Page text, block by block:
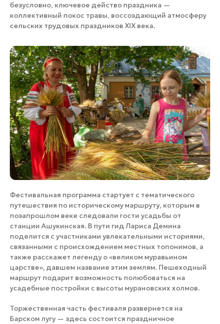
безусловно, ключевое действо праздника —
коллективный покос травы, воссоздающий атмосферу
сельских трудовых праздников XIX века.
Фестивальная программа стартует с тематического
путешествия по историческому маршруту, которым в
позапрошлом веке следовали гости усадьбы от
станции Ашукинская. В пути гид Лариса Демина
поделится с участниками увлекательными историями,
связанными с происхождением местных топонимов, а
также расскажет легенду о «великом муравьином
царстве», давшем название этим землям. Пешеходный
маршрут подарит возможность полюбоваться на
усадебные постройки с высоты мурановских холмов.
Торжественная часть фестиваля развернется на
Барском лугу — здесь состоится праздничное